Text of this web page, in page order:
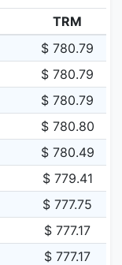
TRM
$ 780.79
$ 780.79
$ 780.79
$ 780.80
$ 780.49
$ 779.41
$ 777.75
$ 777.17
$ 777.17